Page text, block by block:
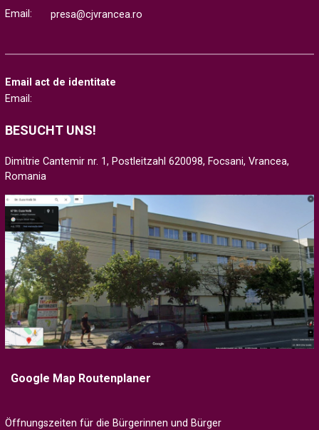
Email:
presa@cjvrancea.ro
Email act de identitate
Email:
BESUCHT UNS!
Dimitrie Cantemir nr. 1, Postleitzahl 620098, Focsani, Vrancea,
Romania
Google Map Routenplaner
Öffnungszeiten für die Bürgerinnen und Bürger